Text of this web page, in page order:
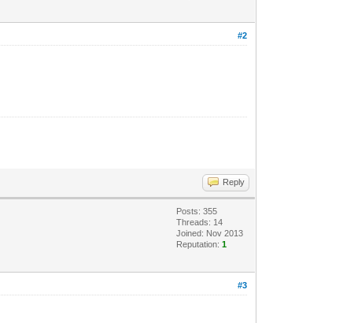
#2
Reply
Posts: 355
Threads: 14
Joined: Nov 2013
Reputation:1
#3